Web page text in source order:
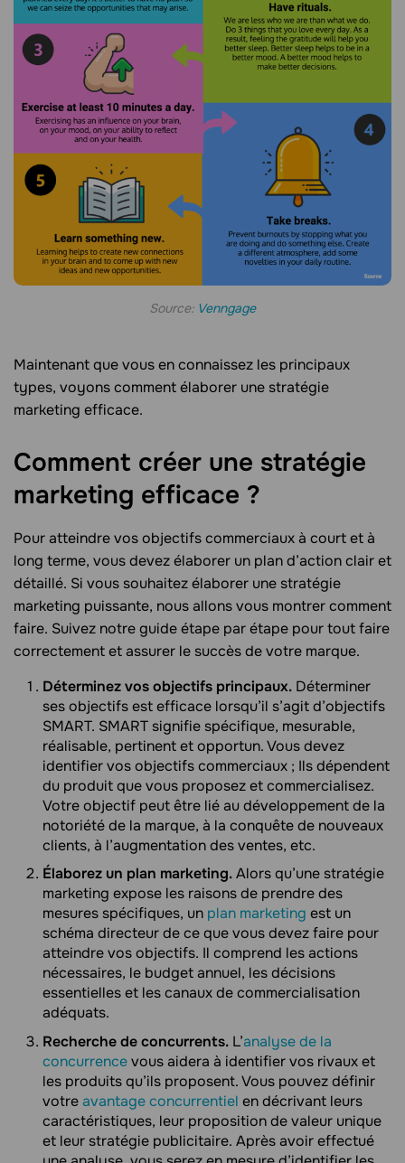
Source: Venngage
Maintenant que vous en connaissez les principaux
types, voyons comment élaborer une stratégie
marketing efficace.
Comment créer une stratégie
marketing efficace ?
Pour atteindre vos objectifs commerciaux à court et à
long terme, vous devez élaborer un plan d’action clair et
détaillé. Si vous souhaitez élaborer une stratégie
marketing puissante, nous allons vous montrer comment
faire. Suivez notre guide étape par étape pour tout faire
correctement et assurer le succès de votre marque.
Déterminez vos objectifs principaux. Déterminer
ses objectifs est efficace lorsqu’il s’agit d’objectifs
SMART. SMART signifie spécifique, mesurable,
réalisable, pertinent et opportun. Vous devez
identifier vos objectifs commerciaux ; Ils dépendent
du produit que vous proposez et commercialisez.
Votre objectif peut être lié au développement de la
notoriété de la marque, à la conquête de nouveaux
clients, à l’augmentation des ventes, etc.
Élaborez un plan marketing.Alors qu’une stratégie
marketing expose les raisons de prendre des
mesures spécifiques, un plan marketing est un
schéma directeur de ce que vous devez faire pour
atteindre vos objectifs. Il comprend les actions
nécessaires, le budget annuel, les décisions
essentielles et les canaux de commercialisation
adéquats.
Recherche de concurrents. L’analyse de la
concurrencevous aidera à identifier vos rivaux et
les produits qu’ils proposent. Vous pouvez définir
votreavantage concurrentiel en décrivant leurs
caractéristiques, leur proposition de valeur unique
et leur stratégie publicitaire. Après avoir effectué